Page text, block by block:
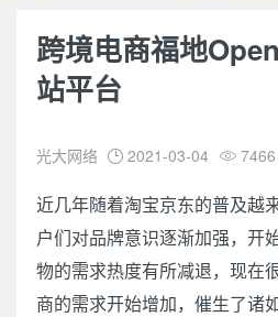
跨境电商福地
站平台
光大网络  2021-03-04  7466
近几年随着淘宝京东的普及越
户们对品牌意识逐渐加强，开
物的需求热度有所减退，现在
商的需求开始增加，催生了诸